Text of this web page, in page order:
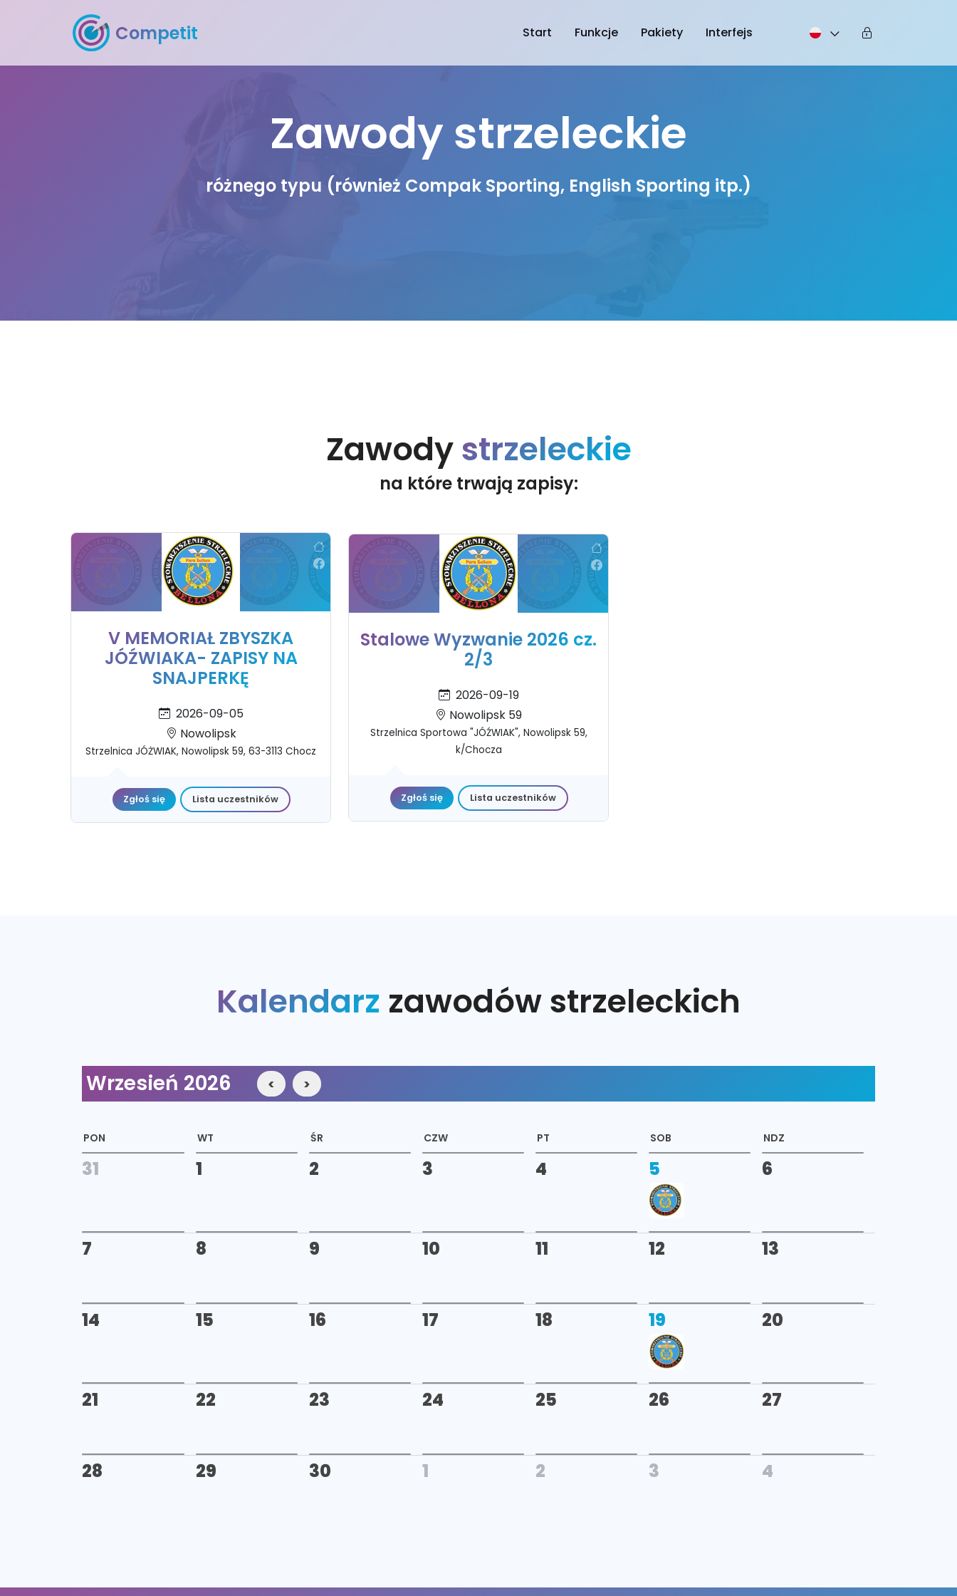
Competit Start Funkcje Pakiety Interfejs
Zawody strzeleckie
różnego typu (również Compak Sporting, English Sporting itp.)
Zawodystrzeleckie
na które trwają zapisy:
V MEMORIAŁ ZBYSZKA
JÓŹWIAKA- ZAPISY NA
SNAJPERKĘ
2026-09-05
Nowolipsk
Strzelnica JÓŻWIAK, Nowolipsk 59, 63-3113 Chocz
Zgłoś się Lista uczestników
Stalowe Wyzwanie 2026 cz.
2/3
2026-09-19
Nowolipsk 59
Strzelnica Sportowa "JÓŹWIAK", Nowolipsk 59,
k/Chocza
Zgłoś się Lista uczestników
Kalendarz zawodów strzeleckich
Wrzesień 2026 < >
PON WT ŚR CZW PT SOB NDZ
31 1 2 3 4 5 6
7 8 9 10 11 12 13
14 15 16 17 18 19 20
21 22 23 24 25 26 27
28 29 30 1 2 3 4